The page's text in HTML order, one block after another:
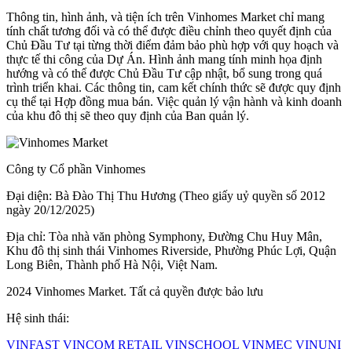
Thông tin, hình ảnh, và tiện ích trên Vinhomes Market chỉ mang
tính chất tương đối và có thể được điều chỉnh theo quyết định của
Chủ Đầu Tư tại từng thời điểm đảm bảo phù hợp với quy hoạch và
thực tế thi công của Dự Án. Hình ảnh mang tính minh họa định
hướng và có thể được Chủ Đầu Tư cập nhật, bổ sung trong quá
trình triển khai. Các thông tin, cam kết chính thức sẽ được quy định
cụ thể tại Hợp đồng mua bán. Việc quản lý vận hành và kinh doanh
của khu đô thị sẽ theo quy định của Ban quản lý.
Công ty Cổ phần Vinhomes
Đại diện: Bà Đào Thị Thu Hương (Theo giấy uỷ quyền số 2012
ngày 20/12/2025)
Địa chỉ: Tòa nhà văn phòng Symphony, Đường Chu Huy Mân,
Khu đô thị sinh thái Vinhomes Riverside, Phường Phúc Lợi, Quận
Long Biên, Thành phố Hà Nội, Việt Nam.
2024 Vinhomes Market. Tất cả quyền được bảo lưu
Hệ sinh thái:
VINFAST VINCOM RETAIL VINSCHOOL VINMEC VINUNI